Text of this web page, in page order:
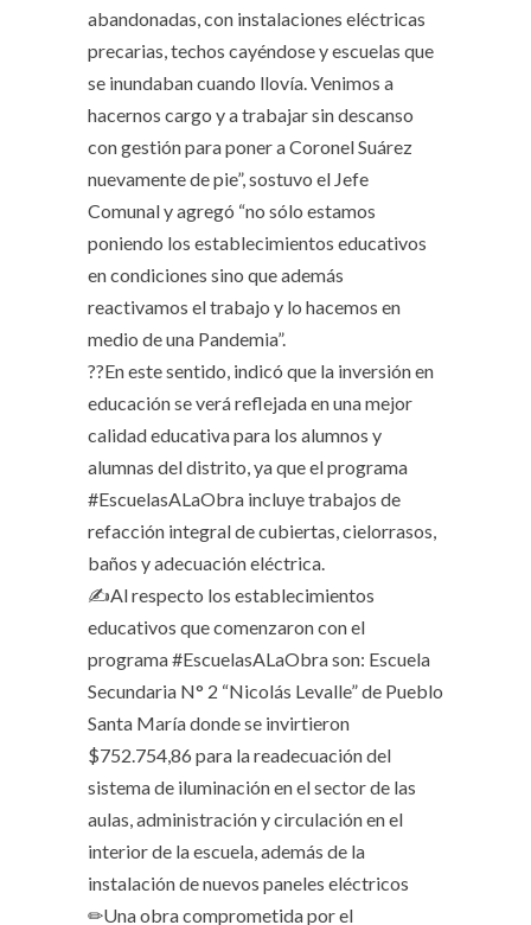
abandonadas, con instalaciones eléctricas
precarias, techos cayéndose y escuelas que
se inundaban cuando llovía. Venimos a
hacernos cargo y a trabajar sin descanso
con gestión para poner a Coronel Suárez
nuevamente de pie”, sostuvo el Jefe
Comunal y agregó “no sólo estamos
poniendo los establecimientos educativos
en condiciones sino que además
reactivamos el trabajo y lo hacemos en
medio de una Pandemia”.
??En este sentido, indicó que la inversión en
educación se verá reflejada en una mejor
calidad educativa para los alumnos y
alumnas del distrito, ya que el programa
#EscuelasALaObra incluye trabajos de
refacción integral de cubiertas, cielorrasos,
baños y adecuación eléctrica.
✍Al respecto los establecimientos
educativos que comenzaron con el
programa #EscuelasALaObra son: Escuela
Secundaria N° 2 “Nicolás Levalle” de Pueblo
Santa María donde se invirtieron
$752.754,86 para la readecuación del
sistema de iluminación en el sector de las
aulas, administración y circulación en el
interior de la escuela, además de la
instalación de nuevos paneles eléctricos
✏Una obra comprometida por el